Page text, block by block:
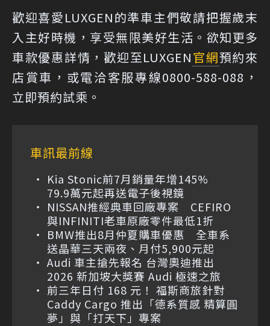
歡迎喜愛LUXGEN的準車主們敬請把握歲末
入主好時機，享受無限美好生活。欲知更多
車款優惠詳情，歡迎至LUXGEN官網預約來
店賞車，或電洽客服專線0800-588-088，
立即預約試乘。
車訊最前線
Kia Stonic前7月銷量年增145%
79.9萬元起再送電子後視鏡
NISSAN推經典車回廠專案 CEFIRO
與INFINITI老車原廠零件最低1折
BMW推出8月仲夏購車優惠 全車系
送晶華三天兩夜、月付5,900元起
Audi 車主搶先報名 台灣奧迪推出
2026 新加坡大獎賽 Audi 極速之旅
前三年日付 168 元！ 福斯商旅針對
Caddy Cargo 推出「德系質感 精算圓
夢」與「打天下」專案